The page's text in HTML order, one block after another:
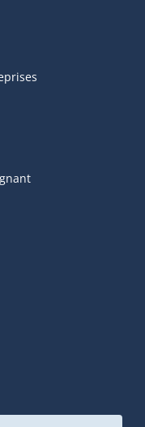
externe s'ouvrira
externe s'ouvrira